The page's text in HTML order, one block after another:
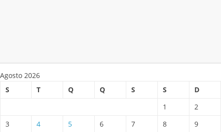
Agosto 2026
S
T Q Q S S
D
1
2
3
4 5 6 7 8
9